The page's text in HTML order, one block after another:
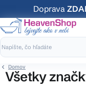
na
obsah
Doprava
Domov
všetky